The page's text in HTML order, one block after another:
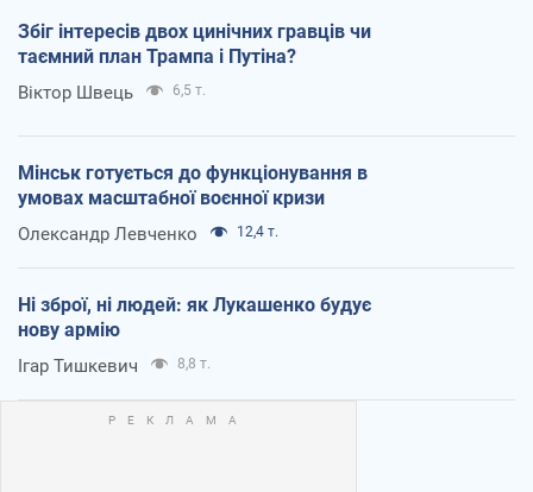
Збіг інтересів двох цинічних гравців чи
таємний план Трампа і Путіна?
Віктор Швець 6,5 т.
Мінськ готується до функціонування в
умовах масштабної воєнної кризи
Олександр Левченко 12,4 т.
Ні зброї, ні людей: як Лукашенко будує
нову армію
Ігар Тишкевич 8,8 т.